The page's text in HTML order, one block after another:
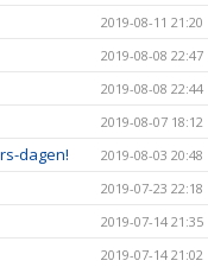
2019-08-11 21:20
2019-08-08 22:47
2019-08-08 22:44
2019-08-07 18:12
dagen! 2019-08-03 20:48
2019-07-23 22:18
2019-07-14 21:35
2019-07-14 21:02